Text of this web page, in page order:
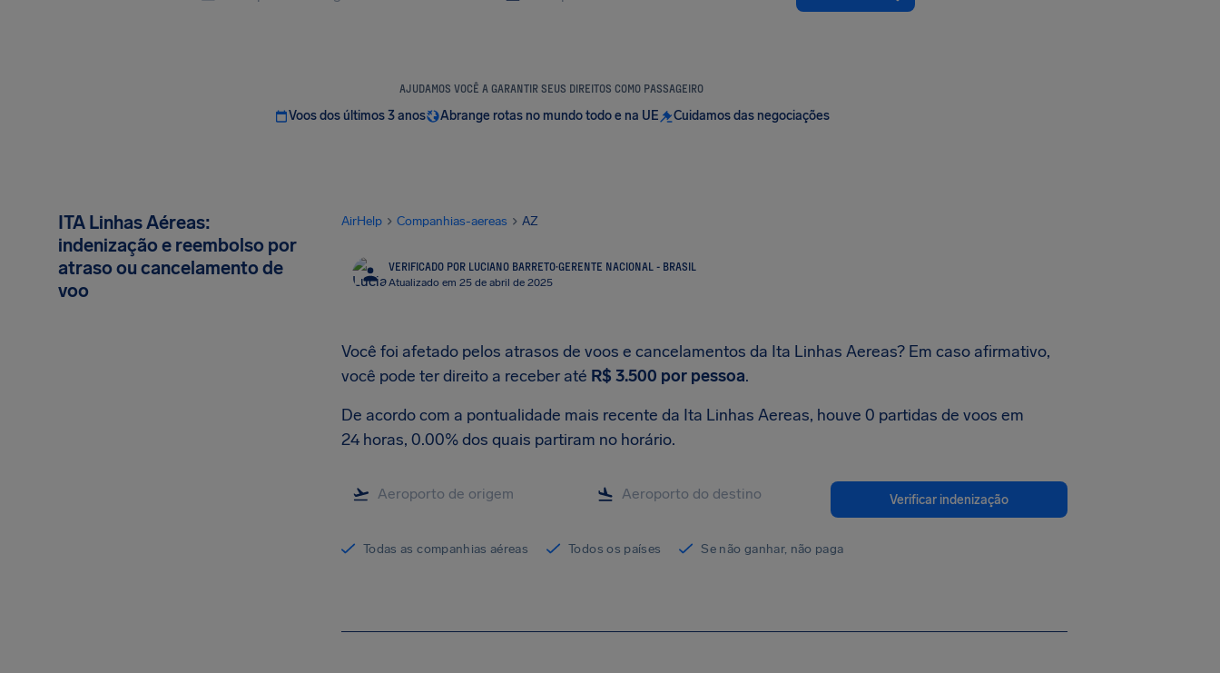
AJUDAMOS VOCÊ A GARANTIR SEUS DIREITOS COMO PASSAGEIRO
Voos dos últimos 3 anos Abrange rotas no mundo todo e na UE Cuidamos das negociações
ITA Linhas Aéreas:
indenização e reembolso por
atraso ou cancelamento de
voo
AirHelp Companhias-aereas AZ
VERIFICADO POR LUCIANO BARRETO·GERENTE NACIONAL - BRASIL
Atualizado em 25 de abril de 2025
Você foi afetado pelos atrasos de voos e cancelamentos da Ita Linhas Aereas? Em caso afirmativo,
você pode ter direito a receber até R$ 3.500 por pessoa.
De acordo com a pontualidade mais recente da Ita Linhas Aereas, houve 0 partidas de voos em
24 horas, 0.00% dos quais partiram no horário.
Verificar indenização
Todas as companhias aéreas Todos os países Se não ganhar, não paga